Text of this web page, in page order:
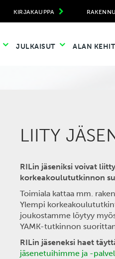
KIRJAKAUPPA
JULKAISUT ALAN
LIITY
RILin jäseniksi voivat
korkeakoulututkinnon
Toimiala kattaa mm.
Ylempi
joukostamme löytyy
YAMK-tutkinnon
RILin jäseneksi haet
jäsenetuihimme ja -